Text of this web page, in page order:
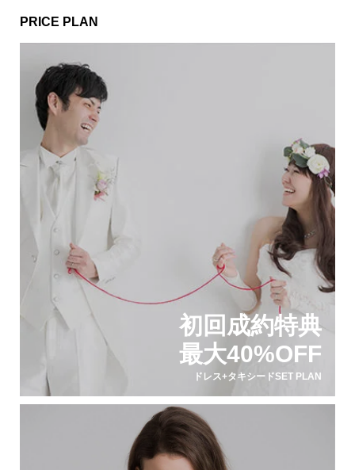
PRICE PLAN
初回成約特典
最大40%OFF
ドレス+タキシードSET PLAN